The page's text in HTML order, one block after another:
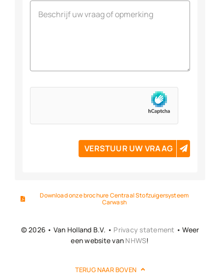
VERSTUUR UW VRAAG
Download onze brochure Centraal Stofzuigersysteem
Carwash
© 2026 • Van Holland B.V. • Privacy statement • Weer
een website van NHWS!
TERUG NAAR BOVEN